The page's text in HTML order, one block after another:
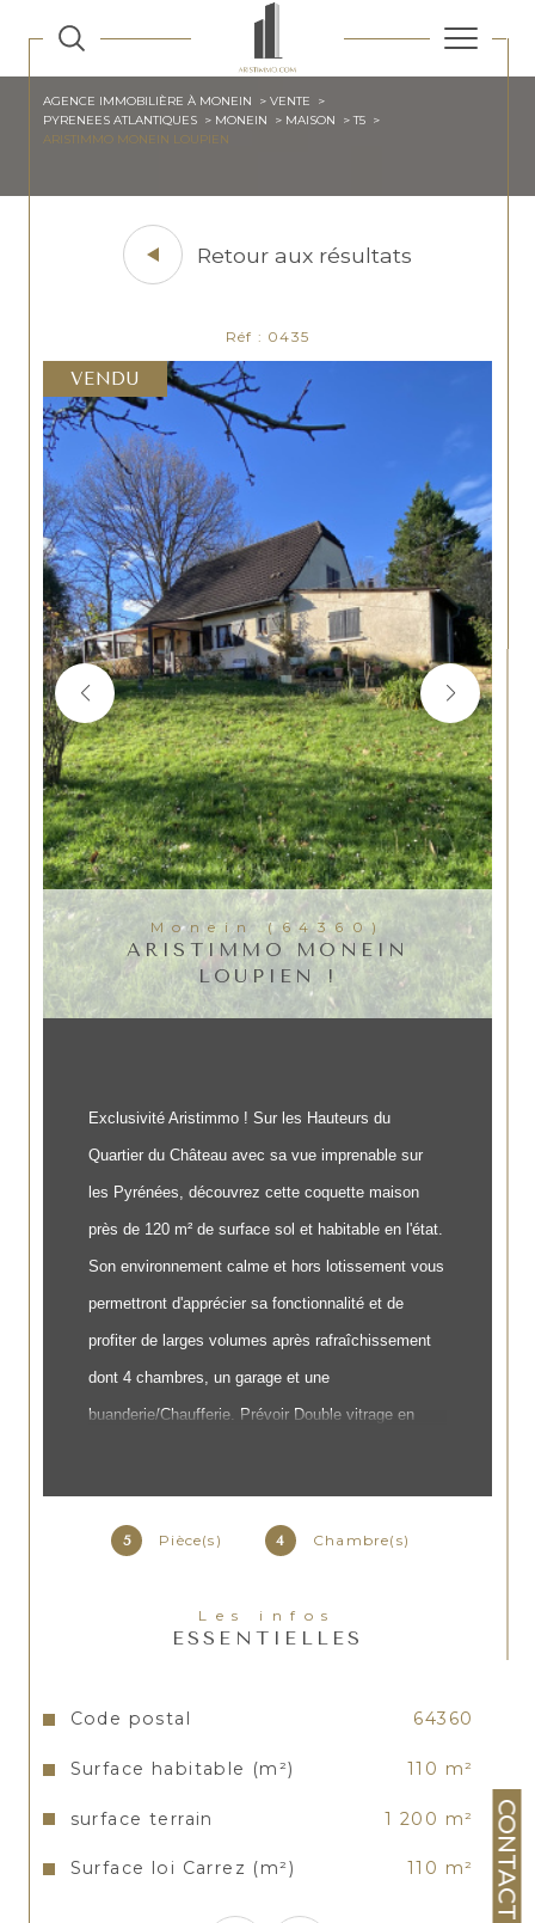
CONTACT
AGENCE IMMOBILIÈRE À MONEIN
VENTE
PYRENEES ATLANTIQUES
MONEIN MAISON
T5
ARISTIMMO MONEIN LOUPIEN
Retour aux résultats
Réf : 0435
VENDU
Monein (64360)
ARISTIMMO MONEIN
LOUPIEN !
5 Pièce(s) 4 Chambre(s)
Les infos
ESSENTIELLES
Caractéristiques Valeurs
Code postal 64360
Surface habitable (m²) 110 m²
surface terrain 1 200 m²
Surface loi Carrez (m²) 110 m²
Exclusivité Aristimmo ! Sur les Hauteurs du
Quartier du Château avec sa vue imprenable sur
les Pyrénées, découvrez cette coquette maison
près de 120 m² de surface sol et habitable en l'état.
Son environnement calme et hors lotissement vous
permettront d'apprécier sa fonctionnalité et de
profiter de larges volumes après rafraîchissement
dont 4 chambres, un garage et une
buanderie/Chaufferie. Prévoir Double vitrage en
et accès Ouest Palois direct.